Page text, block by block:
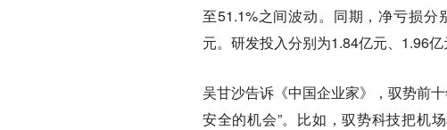
至51.1%之间波动。同期，净亏损
元。研发投入分别为1.84亿元、1.96
吴甘沙告诉《中国企业家》，驭势前
安全的机会”。比如，驭势科技把机